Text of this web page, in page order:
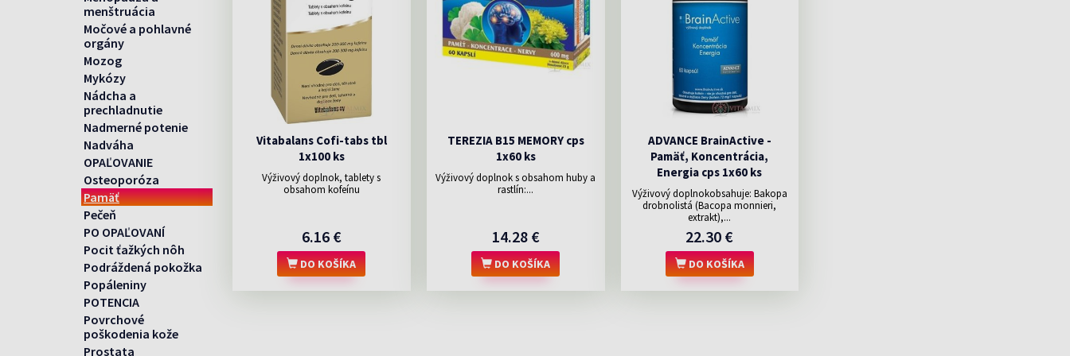
menštruácia
Močové a pohlavné
orgány
Mozog
Mykózy
Nádcha a
prechladnutie
Nadmerné potenie
Nadváha
OPAĽOVANIE
Osteoporóza
Pamäť
Pečeň
PO OPAĽOVANÍ
Pocit ťažkých nôh
Podráždená pokožka
Popáleniny
POTENCIA
Povrchové
poškodenia kože
Prostata
Vitabalans Cofi-tabs tbl
1x100 ks
Výživový doplnok, tablety s
obsahom kofeínu
6.16 €
DO KOŠÍKA
TEREZIA B15 MEMORY cps
1x60 ks
Výživový doplnok s obsahom huby a
rastlín:...
14.28 €
DO KOŠÍKA
ADVANCE BrainActive -
Pamäť, Koncentrácia,
Energia cps 1x60 ks
Výživový doplnokobsahuje: Bakopa
drobnolistá (Bacopa monnieri,
extrakt),...
22.30 €
DO KOŠÍKA